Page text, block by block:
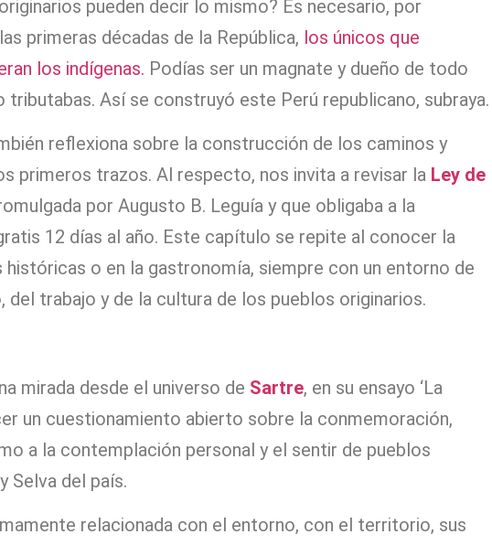
pueden decir lo mismo? Es necesario, por
primeras décadas de la República, los únicos que
los indígenas. Podías ser un magnate y dueño de todo
tributabas. Así se construyó este Perú republicano, subraya.
reflexiona sobre la construcción de los caminos y
primeros trazos. Al respecto, nos invita a revisar la Ley de
por Augusto B. Leguía y que obligaba a la
12 días al año. Este capítulo se repite al conocer la
o en la gastronomía, siempre con un entorno de
trabajo y de la cultura de los pueblos originarios.
mirada desde el universo de Sartre, en su ensayo ‘La
un cuestionamiento abierto sobre la conmemoración,
a la contemplación personal y el sentir de pueblos
Selva del país.
relacionada con el entorno, con el territorio, sus